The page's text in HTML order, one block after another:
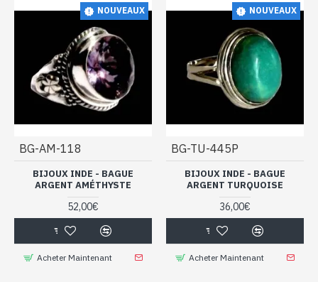
NOUVEAUX
BG-AM-118
BIJOUX INDE - BAGUE
ARGENT AMÉTHYSTE
52,00€
Acheter Maintenant
NOUVEAUX
BG-TU-445P
BIJOUX INDE - BAGUE
ARGENT TURQUOISE
36,00€
Acheter Maintenant